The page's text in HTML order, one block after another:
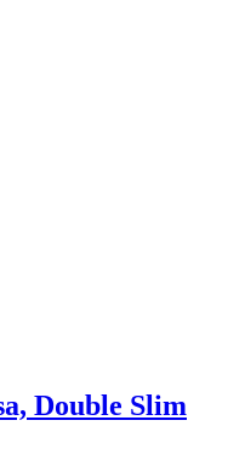
Double Slim